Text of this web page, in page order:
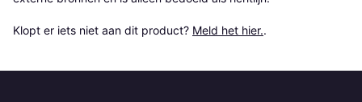
Klopt er iets niet aan dit product? Meld het hier..